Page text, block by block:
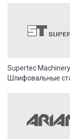
Supertec
Шлифовальные